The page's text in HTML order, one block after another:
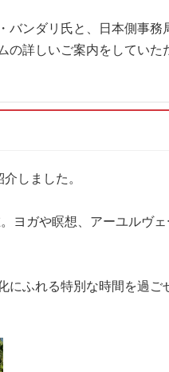
バンダリ氏と、日本側事務
の詳しいご案内をしていた
しました。
ヨガや瞑想、アーユルヴェ
にふれる特別な時間を過ご